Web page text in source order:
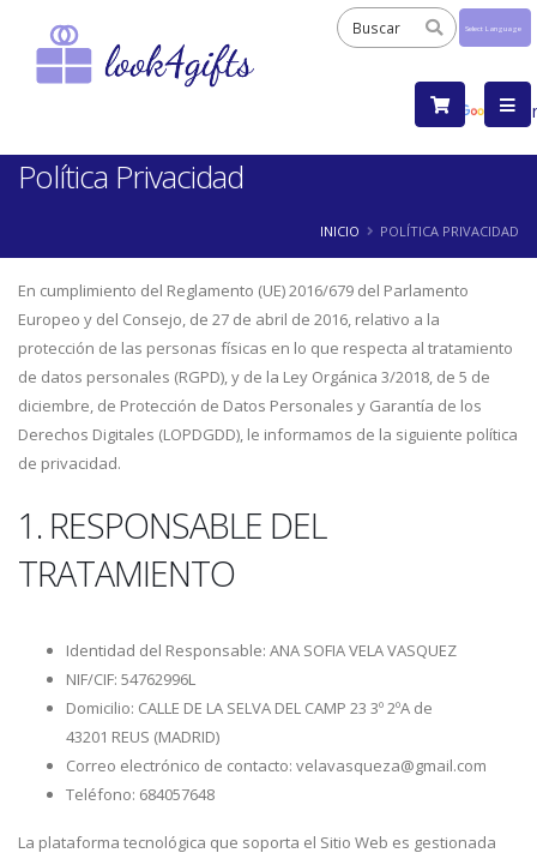
by
Política Privacidad
INICIO POLÍTICA PRIVACIDAD
En cumplimiento del Reglamento (UE) 2016/679 del Parlamento
Europeo y del Consejo, de 27 de abril de 2016, relativo a la
protección de las personas físicas en lo que respecta al tratamiento
de datos personales (RGPD), y de la Ley Orgánica 3/2018, de 5 de
diciembre, de Protección de Datos Personales y Garantía de los
Derechos Digitales (LOPDGDD), le informamos de la siguiente política
de privacidad.
1. RESPONSABLE DEL
TRATAMIENTO
Identidad del Responsable: ANA SOFIA VELA VASQUEZ
NIF/CIF: 54762996L
Domicilio: CALLE DE LA SELVA DEL CAMP 23 3º 2ºA de
43201 REUS (MADRID)
Correo electrónico de contacto: velavasqueza@gmail.com
Teléfono: 684057648
La plataforma tecnológica que soporta el Sitio Web es gestionada